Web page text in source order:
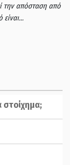
την απόσταση από
είναι…